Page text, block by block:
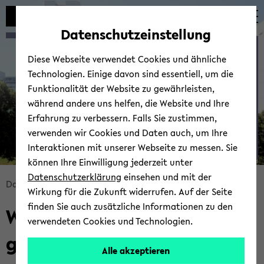
Automatische
vermeiden
zum
wechseln
zum
wechseln
zum
wechseln
Bread­
crumb
über­
sprin­
gen
und
Data Sci­ence Tea­ching
gen der Sta­tis­tik
© Uni­ver­si­tät Bie­le­feld
Win­ter 2021/22: Grund­la­
gen der Sta­tis­tik
Datenschutzeinstellung
Diese Webseite verwendet Cookies und ähnliche
Technologien. Einige davon sind essentiell, um die
Funktionalität der Website zu gewährleisten,
während andere uns helfen, die Website und Ihre
Erfahrung zu verbessern. Falls Sie zustimmen,
verwenden wir Cookies und Daten auch, um Ihre
Interaktionen mit unserer Webseite zu messen. Sie
können Ihre Einwilligung jederzeit unter
Datenschutzerklärung einsehen und mit der
Wirkung für die Zukunft widerrufen. Auf der Seite
finden Sie auch zusätzliche Informationen zu den
verwendeten Cookies und Technologien.
Alle akzeptieren